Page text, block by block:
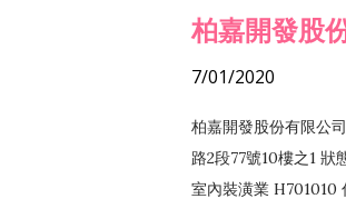
柏嘉開發股
7/01/2020
柏嘉開發股份有限公
路2段77號10樓之1
室內裝潢業 H701010